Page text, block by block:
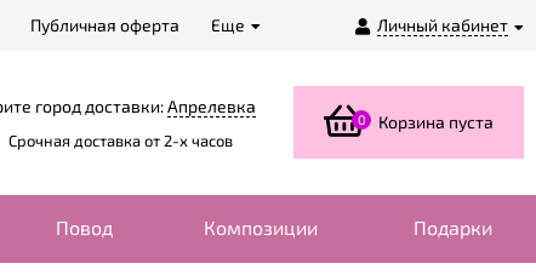
Личный кабинет
Публичная оферта Еще
город доставки:Апрелевка
Срочная доставка от 2-х часов
0 Корзина пуста
Повод Композиции Подарки